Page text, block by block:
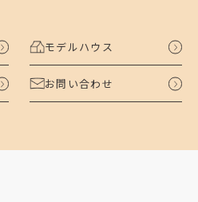
モデルハウス
お問い合わせ